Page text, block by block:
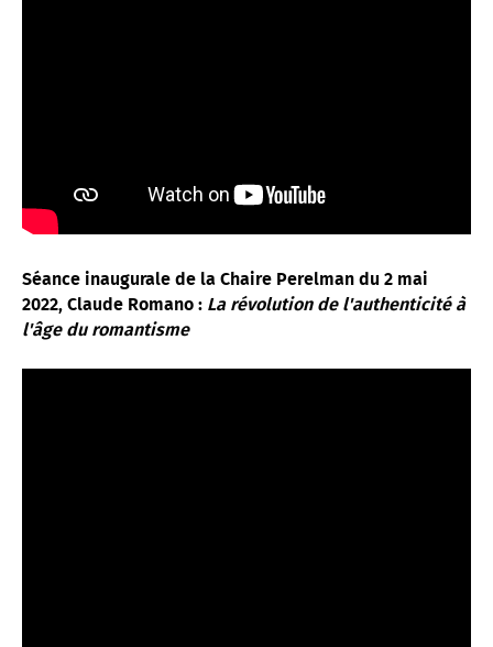
Séance inaugurale de la Chaire Perelman du 2 mai
2022, Claude Romano : La révolution de l'authenticité à
l'âge du romantisme